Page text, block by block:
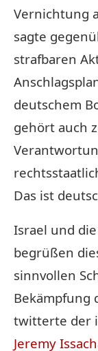
Vernichtung
sagte
strafbaren
deutschem
gehört auch
Das ist
Israel und
begrüßen
sinnvollen
Bekämpfung
twitterte der
Jeremy